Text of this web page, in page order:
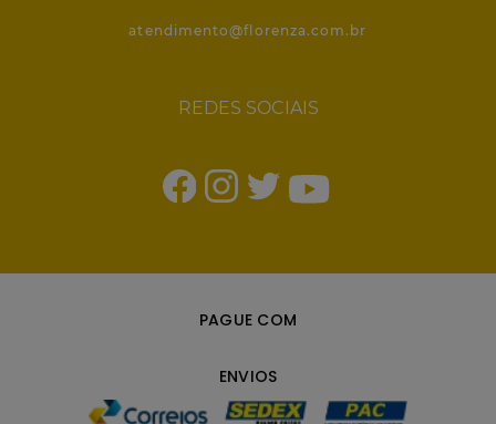
atendimento@florenza.com.br
REDES SOCIAIS
PAGUE COM
ENVIOS